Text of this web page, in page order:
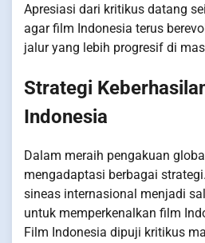
Apresiasi dari kritikus datang
agar film Indonesia terus
jalur yang lebih progresif di
Strategi
Indonesia
Dalam meraih pengakuan
mengadaptasi berbagai
sineas internasional menjadi
untuk memperkenalkan film
Film Indonesia dipuji kritikus